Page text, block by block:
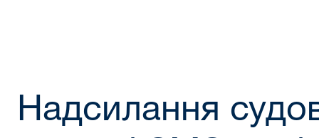
Надсилання